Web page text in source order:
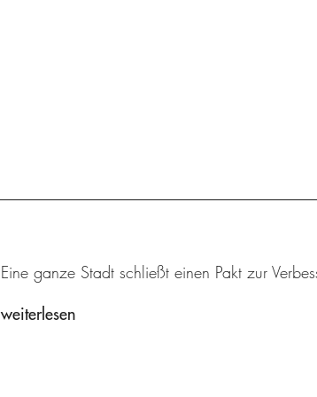
Eine ganze Stadt schließt einen Pakt zur
weiterlesen